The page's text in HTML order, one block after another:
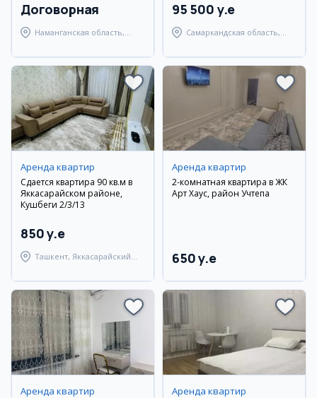
Договорная
Наманганская область,
95 500 y.e
Самаркандская область,
Аренда квартир
Сдается квартира 90 кв.м в
Яккасарайском районе,
Кушбеги 2/3/13
850 y.e
Ташкент, Яккасарайский
Аренда квартир
2-комнатная квартира в ЖК
Арт Хаус, район Учтепа
650 y.e
Аренда квартир Аренда квартир